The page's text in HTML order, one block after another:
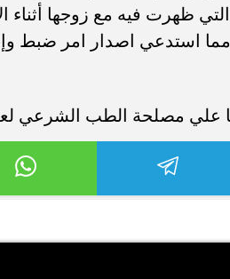
ظهرت فيه مع زوجها أثناء
مما استدعي اصدار امر
علي مصلحة الطب الشرعي